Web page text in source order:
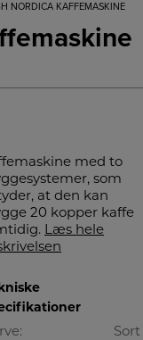
NORDICA KAFFEMASKINE
med to
som
at den kan
20 kopper kaffe
Læs hele
Sort